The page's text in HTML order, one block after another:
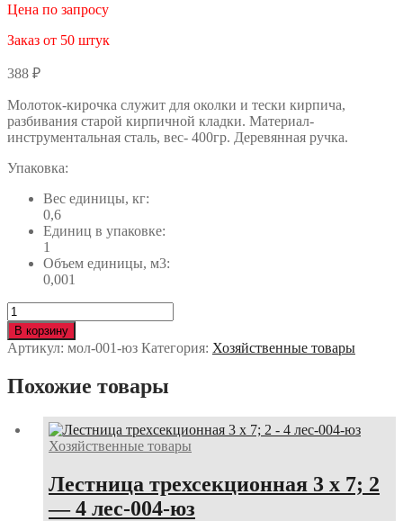
Цена по запросу
Заказ от 50 штук
388 ₽
Молоток-кирочка служит для околки и тески кирпича,
разбивания старой кирпичной кладки. Материал-
инструментальная сталь, вес- 400гр. Деревянная ручка.
Упаковка:
Вес единицы, кг:
0,6
Единиц в упаковке:
1
Объем единицы, м3:
0,001
Количество
Молоток
кирочка
мол-001-
В корзину
Артикул: мол-001-юз Категория: Хозяйственные товары
Похожие товары
Хозяйственные товары
Лестница трехсекционная 3 х 7; 2
— 4 лес-004-юз